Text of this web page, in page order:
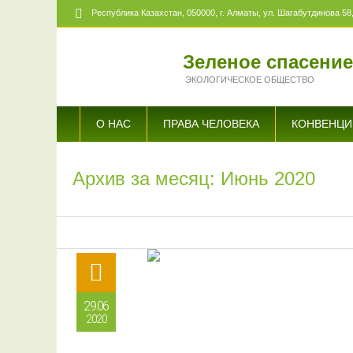
Республика Казахстан, 050000, г. Алматы, ул. Шагабутдинова
Зеленое спасение
ЭКОЛОГИЧЕСКОЕ ОБЩЕСТВО
О НАС ПРАВА ЧЕЛОВЕКА
Архив за месяц: Июнь 2020
29.06
2020